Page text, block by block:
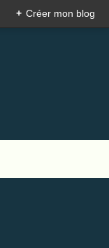
+ Créer mon blog